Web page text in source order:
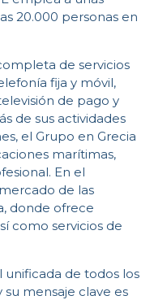
20.000 personas en
de servicios
fija y móvil,
de pago y
de sus actividades
el Grupo en Grecia
marítimas,
En el
de las
donde ofrece
como servicios de
unificada de todos los
mensaje clave es